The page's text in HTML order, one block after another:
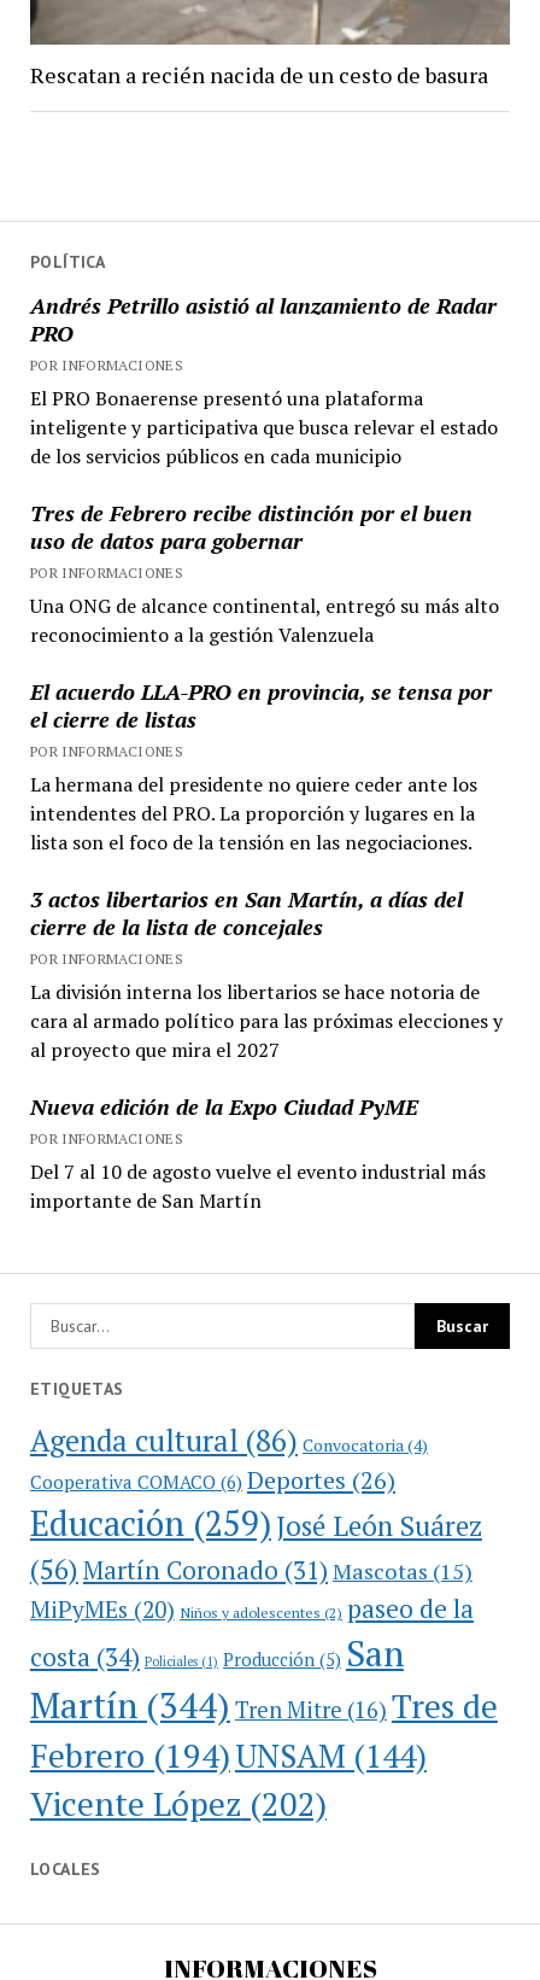
POLÍTICA
Andrés Petrillo asistió al lanzamiento de Radar
PRO
POR INFORMACIONES
El PRO Bonaerense presentó una plataforma
inteligente y participativa que busca relevar el estado
de los servicios públicos en cada municipio
Tres de Febrero recibe distinción por el buen
uso de datos para gobernar
POR INFORMACIONES
Una ONG de alcance continental, entregó su más alto
reconocimiento a la gestión Valenzuela
El acuerdo LLA-PRO en provincia, se tensa por
el cierre de listas
POR INFORMACIONES
La hermana del presidente no quiere ceder ante los
intendentes del PRO. La proporción y lugares en la
lista son el foco de la tensión en las negociaciones.
3 actos libertarios en San Martín, a días del
cierre de la lista de concejales
POR INFORMACIONES
La división interna los libertarios se hace notoria de
cara al armado político para las próximas elecciones y
al proyecto que mira el 2027
Nueva edición de la Expo Ciudad PyME
POR INFORMACIONES
Del 7 al 10 de agosto vuelve el evento industrial más
importante de San Martín
Rescatan a recién nacida de un cesto de basura
ETIQUETAS
Agenda cultural (86) Convocatoria (4)
Cooperativa COMACO(6) Deportes (26)
Educación(259)José León Suárez
(56)Martín Coronado (31) Mascotas (15)
MiPyMEs (20) Niños y adolescentes (2) paseo de la
costa(34) Policiales(1) Producción(5) San
Martín(344) Tren Mitre (16) Tres de
Febrero (194)UNSAM (144)
Vicente López (202)
LOCALES
INFORMACIONES